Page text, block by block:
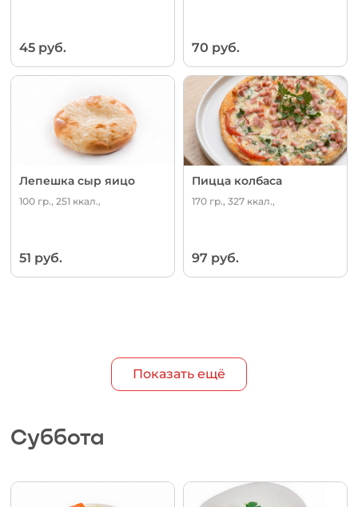
45 руб. 70 руб.
Лепешка сыр яицо
100 гр., 251 ккал.,
51 руб.
Пицца колбаса
170 гр., 327 ккал.,
97 руб.
Показать ещё
Суббота